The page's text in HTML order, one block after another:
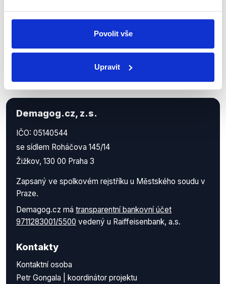
Povolit vše
Upravit
Demagog.cz, z.s.
IČO: 05140544
se sídlem Roháčova 145/14
Žižkov, 130 00 Praha 3
Zapsaný ve spolkovém rejstříku u Městského soudu v
Praze.
Demagog.cz má transparentní bankovní účet
9711283001/5500 vedený u Raiffeisenbank, a.s.
Kontakty
Kontaktní osoba
Petr Gongala | koordinátor projektu